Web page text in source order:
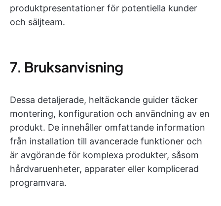
produktpresentationer för potentiella kunder
och säljteam.
7. Bruksanvisning
Dessa detaljerade, heltäckande guider täcker
montering, konfiguration och användning av en
produkt. De innehåller omfattande information
från installation till avancerade funktioner och
är avgörande för komplexa produkter, såsom
hårdvaruenheter, apparater eller komplicerad
programvara.